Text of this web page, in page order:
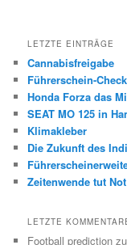
LETZTE EINTRÄGE
Cannabisfreigabe
Führerschein-
Honda Forza das
SEAT MO 125 in
Klimakleber
Die Zukunft des
Zeitenwende tut Not
LETZTE
Football prediction